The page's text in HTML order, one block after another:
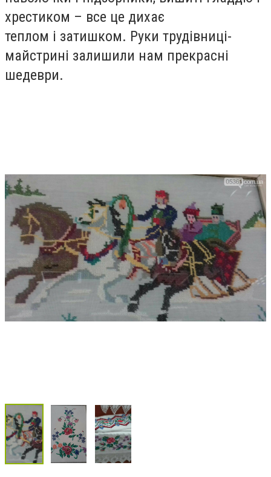
хрестиком – все це дихає
теплом і затишком. Руки трудівниці-
майстрині залишили нам прекрасні
шедеври.